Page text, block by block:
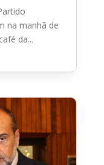
na manhã de
da...